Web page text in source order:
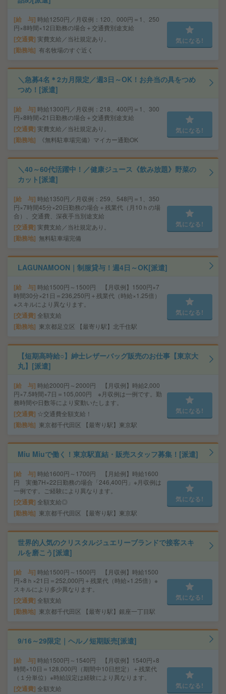
給 与 時給1250円／月収例：120、000円＝1、250
円×8時間×12日勤務の場合＋交通費別途支給
交通費 実費支給／当社規定あり。
勤務地 有名牧場のすぐ近く
気になる!
＼急募4名＊2カ月限定／週3日～OK！お弁当の具をつめ
つめ！[派遣]
給 与 時給1300円／月収例：218、400円＝1、300
円×8時間×21日勤務の場合＋交通費別途支給
交通費 実費支給／当社規定あり。
勤務地 《無料駐車場完備》マイカー通勤OK
気になる!
＼40～60代活躍中！／健康ジュース《飲み放題》野菜の
カット[派遣]
給 与 時給1350円／月収例：259、548円＝1、350
円×7時間45分×20日勤務の場合＋残業代（月10ｈの場
合）、交通費、深夜手当別途支給
交通費 実費支給／当社規定あり。
勤務地 無料駐車場完備
気になる!
LAGUNAMOON｜制服貸与！週4日～OK[派遣]
給 与 時給1500円～1500円 【月収例】1500円×7
時間30分×21日＝236,250円＋残業代（時給×1.25倍）
※スキルにより異なります。
交通費 全額支給
勤務地 東京都足立区 【最寄り駅】北千住駅
気になる!
【短期高時給○】紳士レザーバッグ販売のお仕事【東京大
丸】[派遣]
給 与 時給2000円～2000円 【月収例】時給2,000
円×7.5時間×7日＝105,000円 ※月収例は一例です。勤
務時間や日数等により変動いたします。
交通費 ☆交通費全額支給！
勤務地 東京都千代田区 【最寄り駅】東京駅
気になる!
Miu Miuで働く！東京駅直結・販売スタッフ募集！[派遣]
給 与 時給1600円～1700円 【月給例】時給1600
円 実働7H×22日勤務の場合「246,400円」※月収例は
一例です。ご経験により異なります。
交通費 全額支給◎
勤務地 東京都千代田区 【最寄り駅】東京駅
気になる!
世界的人気のクリスタルジュエリーブランドで接客スキ
ルを磨こう[派遣]
給 与 時給1500円～1500円 【月収例】時給1500
円×8ｈ×21日＝252,000円＋残業代（時給×1.25倍）※
スキルにより多少異なります。
交通費 全額支給
勤務地 東京都千代田区 【最寄り駅】銀座一丁目駅
気になる!
9/16～29限定｜ヘルノ短期販売[派遣]
給 与 時給1500円～1540円 【月収例】1540円×8
時間×10日＝128,000円（期間中10日想定）＋残業代
（１分単位）※時給設定は経験により異なります。
交通費 全額支給 気になる!